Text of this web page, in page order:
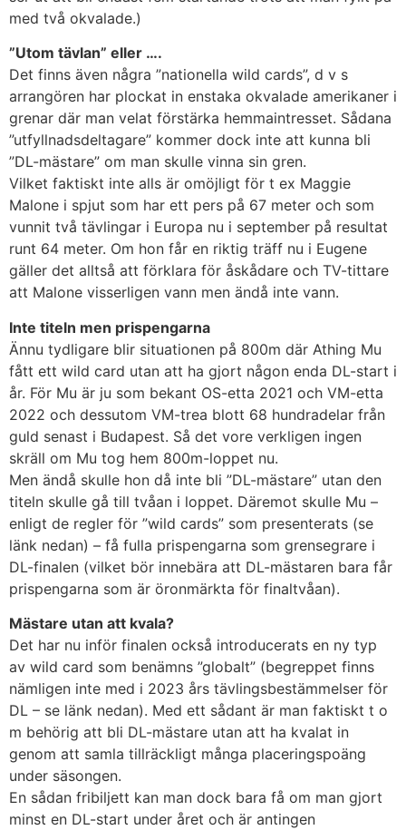
med två okvalade.)
”Utom tävlan” eller ….
Det finns även några ”nationella wild cards”, d v s
arrangören har plockat in enstaka okvalade amerikaner i
grenar där man velat förstärka hemmaintresset. Sådana
”utfyllnadsdeltagare” kommer dock inte att kunna bli
”DL-mästare” om man skulle vinna sin gren.
Vilket faktiskt inte alls är omöjligt för t ex Maggie
Malone i spjut som har ett pers på 67 meter och som
vunnit två tävlingar i Europa nu i september på resultat
runt 64 meter. Om hon får en riktig träff nu i Eugene
gäller det alltså att förklara för åskådare och TV-tittare
att Malone visserligen vann men ändå inte vann.
Inte titeln men prispengarna
Ännu tydligare blir situationen på 800m där Athing Mu
fått ett wild card utan att ha gjort någon enda DL-start i
år. För Mu är ju som bekant OS-etta 2021 och VM-etta
2022 och dessutom VM-trea blott 68 hundradelar från
guld senast i Budapest. Så det vore verkligen ingen
skräll om Mu tog hem 800m-loppet nu.
Men ändå skulle hon då inte bli ”DL-mästare” utan den
titeln skulle gå till tvåan i loppet. Däremot skulle Mu –
enligt de regler för ”wild cards” som presenterats (se
länk nedan) – få fulla prispengarna som grensegrare i
DL-finalen (vilket bör innebära att DL-mästaren bara får
prispengarna som är öronmärkta för finaltvåan).
Mästare utan att kvala?
Det har nu inför finalen också introducerats en ny typ
av wild card som benämns ”globalt” (begreppet finns
nämligen inte med i 2023 års tävlingsbestämmelser för
DL – se länk nedan). Med ett sådant är man faktiskt t o
m behörig att bli DL-mästare utan att ha kvalat in
genom att samla tillräckligt många placeringspoäng
under säsongen.
En sådan fribiljett kan man dock bara få om man gjort
minst en DL-start under året och är antingen